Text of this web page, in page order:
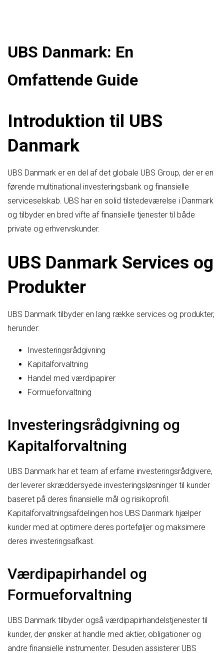
UBS Danmark: En
Omfattende Guide
Introduktion til UBS
Danmark
UBS Danmark er en del af det globale UBS Group, der er en
førende multinational investeringsbank og finansielle
serviceselskab. UBS har en solid tilstedeværelse i Danmark
og tilbyder en bred vifte af finansielle tjenester til både
private og erhvervskunder.
UBS Danmark Services og
Produkter
UBS Danmark tilbyder en lang række services og produkter,
herunder:
Investeringsrådgivning
Kapitalforvaltning
Handel med værdipapirer
Formueforvaltning
Investeringsrådgivning og
Kapitalforvaltning
UBS Danmark har et team af erfarne investeringsrådgivere,
der leverer skræddersyede investeringsløsninger til kunder
baseret på deres finansielle mål og risikoprofil.
Kapitalforvaltningsafdelingen hos UBS Danmark hjælper
kunder med at optimere deres porteføljer og maksimere
deres investeringsafkast.
Værdipapirhandel og
Formueforvaltning
UBS Danmark tilbyder også værdipapirhandelstjenester til
kunder, der ønsker at handle med aktier, obligationer og
andre finansielle instrumenter. Desuden assisterer UBS